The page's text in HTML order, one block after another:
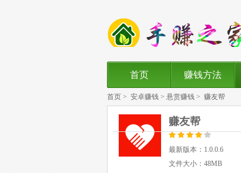
首页 赚钱方法
首页 > 安卓赚钱 > 悬赏赚钱 > 赚友帮
赚友帮
最新版本：1.0.0.6
文件大小：48MB